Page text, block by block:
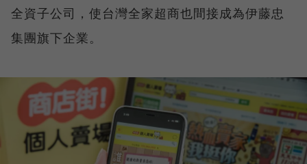
全資子公司，使台灣全家超商也間接成為伊藤忠
集團旗下企業。